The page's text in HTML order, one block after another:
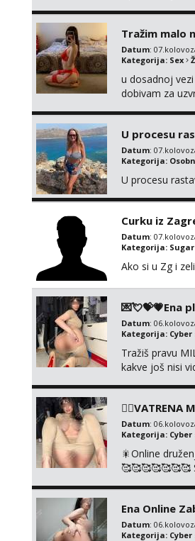
Tražim malo
Datum:
Kategorija: Sex
u dosadnoj
dobivam za
U procesu
Datum:
Kategorija:
U procesu
Curku iz
Datum:
Kategorija:
Ako si u Zg i
💌💘💝💗Ena
Datum:
Kategorija: Cyber
Tražiš pravu
kakve još nisi
❤️‍🔥VATRENA
Datum:
Kategorija: Cyber
🎇Online
Ena Online
Datum:
Kategorija: Cyber